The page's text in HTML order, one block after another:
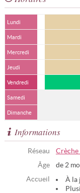
Lundi
Mardi
Mercredi
Jeudi
Vendredi
Samedi
Dimanche
Informations
Réseau
Âge
de 2
Accueil
À la